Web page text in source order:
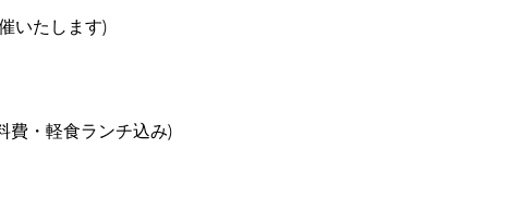
いたします)
費・軽食ランチ込み)